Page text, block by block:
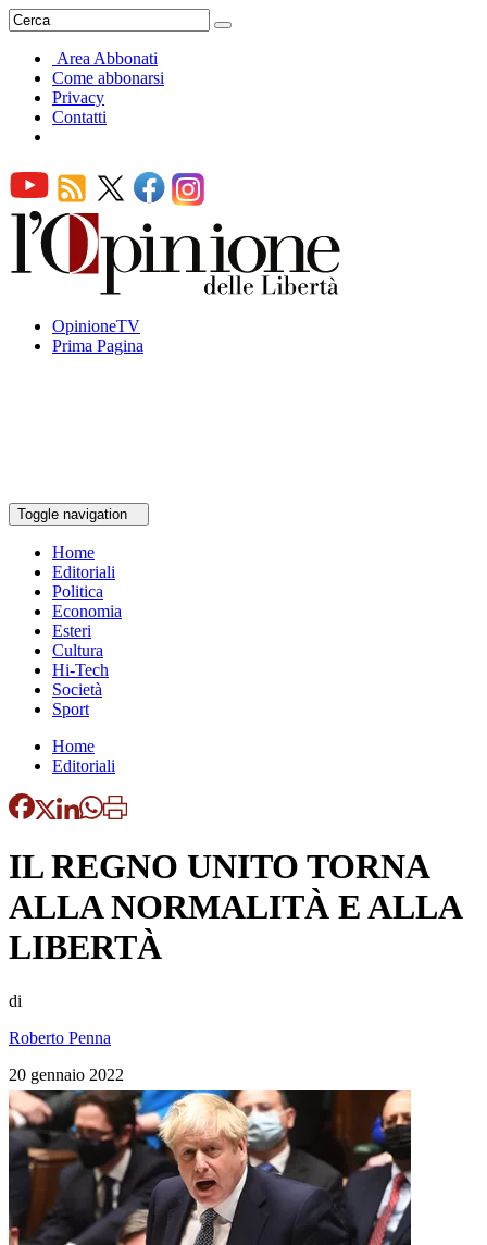
Area Abbonati
Come abbonarsi
Privacy
Contatti
OpinioneTV
Prima Pagina
Toggle navigation
Home
Editoriali
Politica
Economia
Esteri
Cultura
Hi-Tech
Società
Sport
Home
Editoriali
IL REGNO UNITO TORNA
ALLA NORMALITÀ E ALLA
LIBERTÀ
di
Roberto Penna
20 gennaio 2022